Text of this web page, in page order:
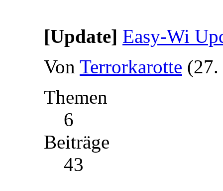
[Update] Easy-Wi
Von Terrorkarotte (27.
Themen
6
Beiträge
43